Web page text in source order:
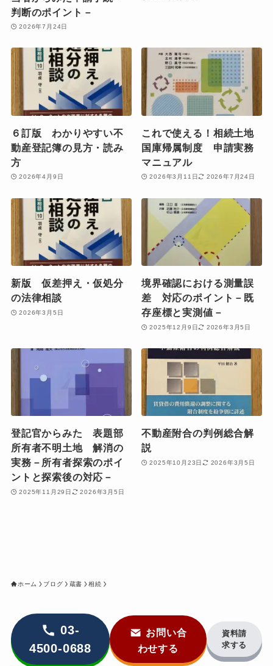
判断のポイント－
2026年7月24日
６訂版 わかりやすい不
動産登記簿の見方・読み
方
2026年4月9日
これで使える！相続土地
国庫帰属制度 申請実務
マニュアル
2026年3月11日 2026年7月24日
新版 仮差押え・仮処分
の法律相談
2026年3月5日
境界確認における測量誤
差 対応のポイント－既
存座標と実測値－
2025年12月9日 2026年3月5日
登記官からみた 表題部
所有者不明土地 解消の
実務－所有者探索のポイ
ントと探索後の対応－
2025年11月29日 2026年3月5日
不動産附合の判例総合解
説
2025年10月23日 2026年3月5日
ホーム ブログ 蔵書 相続
03-
4500-0688
お問い合
わせする
資料請
求する